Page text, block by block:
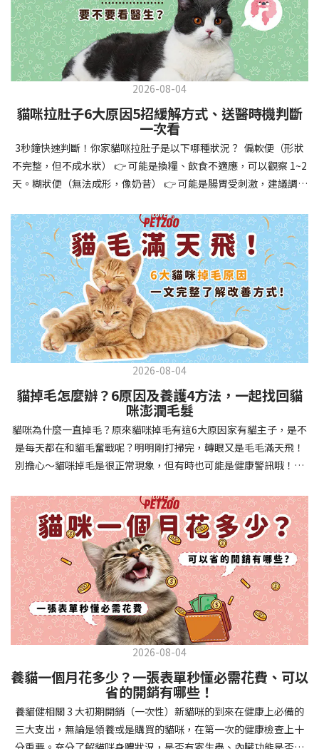
慣，讓家中環境保持乾淨舒適。增強溝通與信任關係訓練過程就像
建立一種共同語言，幫助你和幼犬更好地理解彼此。當幼犬學會回
應你的指令，不只增加了互動機會，也建立了主人作為領導者的地
位。正向獎勵式訓練更能培養幼犬對你的信任感，強化情感連結，
創造更和諧的相處模式。培養社交技能與適應能力及早接觸各種環
境和刺激，能幫助幼犬成長為自信穩定的成犬。適當的社會化訓練
讓牠們學會如何與其他狗狗、動物和人類和平相處，減少恐懼或攻
擊行為。這種適應能力使幼犬未來能從容面對獸醫檢查、美容
salon、寄宿或旅行等各種情境，大大提升生活品質。 訓練幼犬不只
是教會指令，更是塑造性格和習慣的過程！ 透過耐心且一致的訓
練，你不僅能擁有一隻聽話的好狗狗，更能建立起相互尊重的終身
相處中獲得回報狗狗訓練指南，六步驟培養幼犬開始幼犬訓練時，
系統性的方法能帶來最佳效果。從信任建立到習慣養成，每個階段
都至關重要，缺一不可。良好的訓練應循序漸進，把握幼犬成長敏
感期，以積極正向的方式引導。遵循這六個步驟，即使是第一次養
狗的新手，也能輕鬆將調皮的小狗訓練成聽話的好夥伴！建立信任
基礎 幼犬訓練的第一步不是教指令，而是建立信任。剛到新家的幼
犬可能感到緊張不安，給予適當空間適應環境很重要。用溫柔的聲
音交談，提供安全舒適的窩，維持規律的餵食和如廁時間，讓幼犬
感到安心。輕輕撫摸、溫柔擁抱，每天安排固定玩耍時間，這些都
任你後，可開始教導基本指令。從簡單的「坐下」開始，再逐步學
習「趴下」、「等待」和「過來」。每次訓練保持在5-10分鐘內，
避免幼犬注意力分散。使用清晰一致的口令和手勢，成功時立即給
予獎勵和讚美。記住，重複是學習的關鍵，每天多次短時間練習效
果最佳。調整日常行為除了基本指令，幼犬還需學習生活禮儀。如
時立即獎勵。另外要處理的常見問題包括咬人、啃咬家具和亂叫。
每當出現不當行為，給予適當替代品（如咬玩具代替咬手），並在
幼犬選擇正確行為時獎勵，這比責罵更有效。社交化訓練 兩個月大
的幼犬正處於社會化黃金期，這階段的經驗將深刻影響未來性格。
安排幼犬接觸不同人類（包括兒童、戴眼鏡的人、使用拐杖的人
等）、各種動物、交通工具和環境聲音。起初保持在安全、受控的
情境中，逐漸增加複雜度。每次正面社交體驗後給予獎勵，建立幼
犬對新事物的積極態度。進階技巧強化 基礎訓練穩固後，可以進入
更複雜的技巧訓練。這包括遠距離控制、不同干擾下的指令遵從、
多步驟動作等。使用延遲獎勵技巧，讓幼犬學會即使沒有立即獎勵
也能保持良好行為。引入不同環境中的訓練，如公園、寵物店等，
幫助幼犬在各種情境下都能聽從指令。維持良好習慣 成功的訓練不
是一次性的，而是需要持續維護。即使幼犬已經掌握所有技能，也
要定期複習，防止行為退化。將訓練融入日常生活，如出門前的
2026-08-04
貓咪拉肚子6大原因5招緩解方式、送醫時機判斷
一次看
3秒鐘快速判斷！你家貓咪拉肚子是以下哪種狀況？ 偏軟便（形狀
不完整，但不成水狀） 👉 可能是換糧、飲食不適應，可以觀察 1~2
天。糊狀便（無法成形，像奶昔） 👉 可能是腸胃受刺激，建議調整
若超過 24 小時沒改善，建議就醫。血便（帶血絲或黑色糞便） 👉
可能是嚴重腸胃問題，應立即帶去獸醫院！想知道貓咪拉肚子的真
正原因，只要透過 5 個簡單步驟，就能判斷問題嚴重性，決定是否
需要就醫！接下來我們一起來看看該怎麼做吧！🐾 貓咪拉肚子怎麼
辦？5步驟判斷貓咪拉肚子是否需要馬上看醫生貓咪拉肚子的因素與
許多原因有關，更換食物、誤食異物或不乾淨的東西、寄生蟲、其
他疾病。 5 步驟判斷貓咪拉肚子原因，要不要看醫生？當貓咪拉肚
子時，不用慌張！透過以下 5 個步驟，就能快速判斷原因，並決定
是否需要帶去獸醫院。📌 貓咪拉肚子判斷步驟1：觀察糞便的狀態：
糞便質地是關鍵！不同形態代表不同的腸胃狀況📌 貓咪拉肚子判斷
步驟2：回想最近的飲食變化：有沒有突然換飼料或罐頭？ 有沒有吃
到新零食或人類食物？ 是否誤食異物？📌 貓咪拉肚子判斷步驟3：
確認環境與生活作息：最近是否搬家、換貓砂、新成員加入？ 天氣
是否有變化？ 飼主是否長時間外出？📌 貓咪拉肚子判斷步驟4：觀
察貓咪的精神與食慾：貓咪精神好嗎？、食慾是否正常？，可先觀
下降，表示身體狀況不佳，應儘快就醫！📌 貓咪拉肚子判斷步驟5：
檢查是否需要帶去看獸醫 如果拉肚子 1~2 次但精神好、食慾正常，
可以先觀察，如果腹瀉超過 48 小時或水狀腹瀉 + 嗜睡、食慾下降、
嘔吐 應立即就醫。 透過這 5 個步驟，你可以快速判斷貓咪拉肚子的
原因與嚴重程度，確保毛孩的腸胃健康！如果不確定情況，還是建
議讓獸醫檢查，才能安心哦！🐾💖4種高風險群貓咪拉肚子要小心高
風險貓咪包含：幼貓、老貓、懷孕貓、有慢性疾病貓，這些貓咪在
身體狀況出現警訊時要特別注意，如拉肚子次數超過2次以上，就建
議直接尋求獸醫協助。2要訣判斷貓咪拉肚子要不要看醫生 高風險貓
的貓咪，如拉肚子超過2-3天，建議直接尋求獸醫師協助。並記得提
供觀察紀錄給予獸醫師進行專業判斷。貓咪拉肚子但精神很好？如
果飼主有發現貓咪拉肚子的情形，但貓咪的精神很好。有可能與飲
食方便相關，回想是否進食新的食物，或是正進行飼料更換的過
2026-08-04
貓掉毛怎麼辦？6原因及養護4方法，一起找回貓
咪澎潤毛髮
貓咪為什麼一直掉毛？原來貓咪掉毛有這6大原因家有貓主子，是不
是每天都在和貓毛奮戰呢？明明剛打掃完，轉眼又是毛毛滿天飛！
別擔心～貓咪掉毛是很正常現象，但有時也可能是健康警訊哦！以
兩全其美！貓咪掉毛原因1. 皮膚問題貓咪皮膚問題是造成掉毛的常
見兇手！皮膚發炎、感染或是長期搔癢，都會讓貓咪的毛髮失去健
康光澤並大量脫落。常見的皮膚問題包括皮膚黴菌、細菌感染、疥
癬蟲等寄生蟲，甚至是皮膚過度乾燥。如果發現貓咪皮膚有紅腫、
結痂、脫屑或異常氣味，同時伴隨掉毛，建議盡快帶牠看獸醫哦！
貓咪掉毛原因2. 過敏誰說只有人類會過敏？貓咪也會！貓咪可能對
環境中的塵蟎、花粉、清潔劑，甚至是食物中的某些成分產生過敏
反應。過敏症狀不只是打噴嚏、流眼淚，還會引起皮膚搔癢和掉毛
問題。特別是食物過敏，更是常被忽略的掉毛元兇！如果貓咪經常
抓癢或舔舐特定部位，同時伴隨掉毛，很可能是過敏在作怪呢！貓
咪掉毛原因3. 營養不足貓咪的毛髮健康與營養息息相關！當貓咪飲
食中缺乏必要的蛋白質、脂肪酸（尤其是Omega-3和Omega-
6）、維生素或礦物質時，毛髮就會變得乾燥、脆弱，容易斷裂脫
落。長期餵食低品質或不均衡的貓糧，可能使貓咪營養不良，進而
2026-08-04
養貓一個月花多少？一張表單秒懂必需花費、可以
省的開銷有哪些！
養貓健相關 3 大初期開銷（一次性）新貓咪的到來在健康上必備的
三大支出，無論是領養或是購買的貓咪，在第一次的健康檢查上十